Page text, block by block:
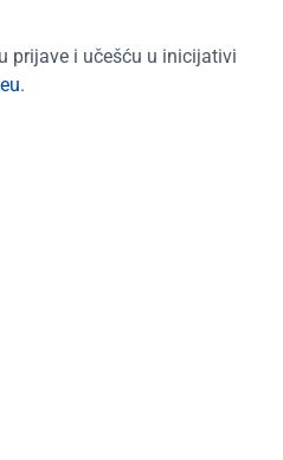
prijave i učešću u inicijativi
.